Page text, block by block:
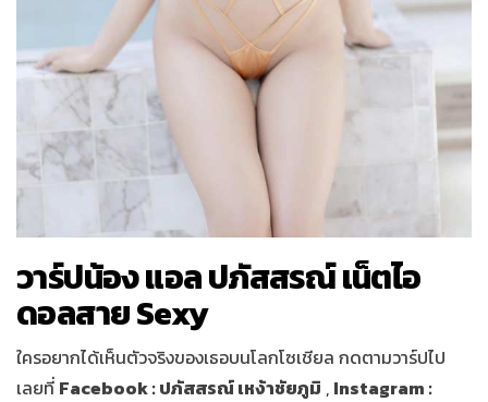
วาร์ปน้อง แอล ปภัสสรณ์ เน็ตไอ
ดอลสายSexy
ใครอยากได้เห็นตัวจริงของเธอบนโลกโซเชียล กดตามวาร์ปไป
เลยที่ Facebook : ปภัสสรณ์ เหง้าชัยภูมิ , Instagram :